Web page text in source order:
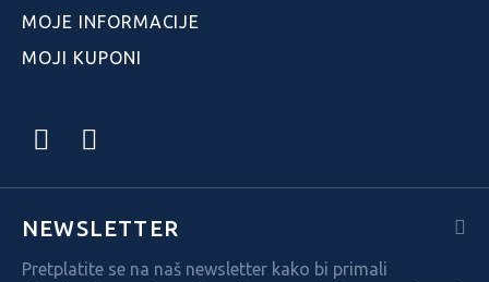
MOJE INFORMACIJE
MOJI KUPONI
NEWSLETTER
Pretplatite se na naš newsletter kako bi primali